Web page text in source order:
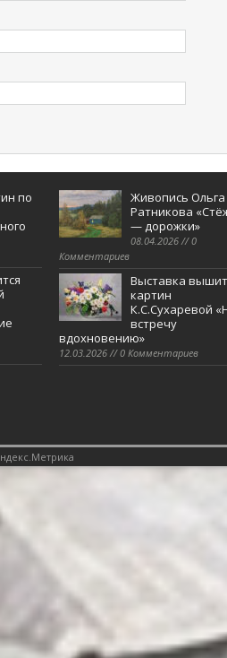
по
Живопись Ольга
Ратникова
— дорожки»
08.04.2026 // 0
Комментариев
Выставка
картин
К.С.Сухаревой
встречу
вдохновению»
12.03.2026 // 0 Комментариев